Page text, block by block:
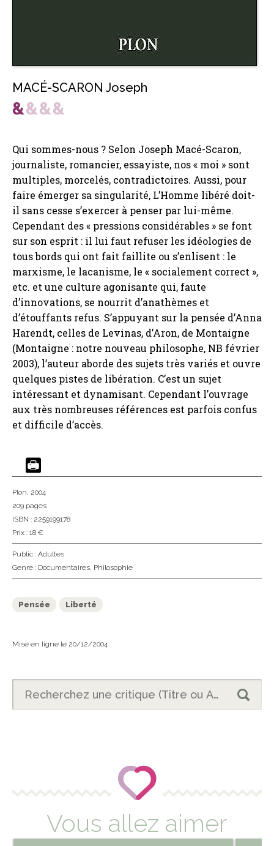
MACÉ-SCARON Joseph
Qui sommes-nous ? Selon Joseph Macé-Scaron,
journaliste, romancier, essayiste, nos « moi » sont
multiples, morcelés, contradictoires. Aussi, pour
faire émerger sa singularité, L’Homme libéré doit-
il sans cesse s’exercer à penser par lui-même.
Cependant des « pressions considérables » se font
sur son esprit : il lui faut refuser les idéologies de
tous bords qui ont fait faillite ou s’enlisent : le
marxisme, le lacanisme, le « socialement correct »,
etc. et une culture agonisante qui, faute
d’innovations, se nourrit d’anathèmes et
d’étouffants refus. S’appuyant sur la pensée d’Anna
Harendt, celles de Levinas, d’Aron, de Montaigne
(Montaigne : notre nouveau philosophe, NB février
2003), l’auteur aborde des sujets très variés et ouvre
quelques pistes de libération. C’est un sujet
intéressant et dynamisant. Cependant l’ouvrage
aux très nombreuses références est parfois confus
et difficile d’accès.
Plon, 2004
209 pages
ISBN : 2259199178
Prix : 18 €
Public : Adultes
Genre : Documentaires, Philosophie
Pensée Liberté
Mise en ligne le 20/12/2004
Vous allez aimer